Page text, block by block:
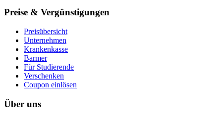
Preise & Vergünstigungen
Preisübersicht
Unternehmen
Krankenkasse
Barmer
Für Studierende
Ver­schen­ken
Coupon einlösen
Über uns